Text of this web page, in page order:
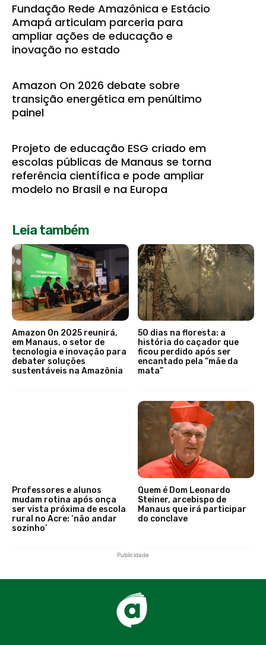
Fundação Rede Amazônica e Estácio
Amapá articulam parceria para
ampliar ações de educação e
inovação no estado
Amazon On 2026 debate sobre
transição energética em penúltimo
painel
Projeto de educação ESG criado em
escolas públicas de Manaus se torna
referência científica e pode ampliar
modelo no Brasil e na Europa
Leia também
Amazon On 2025 reunirá,
em Manaus, o setor de
tecnologia e inovação para
debater soluções
sustentáveis na Amazônia
50 dias na floresta: a
história do caçador que
ficou perdido após ser
encantado pela “mãe da
mata”
Professores e alunos
mudam rotina após onça
ser vista próxima de escola
rural no Acre: ‘não andar
sozinho’
Quem é Dom Leonardo
Steiner, arcebispo de
Manaus que irá participar
do conclave
Publicidade